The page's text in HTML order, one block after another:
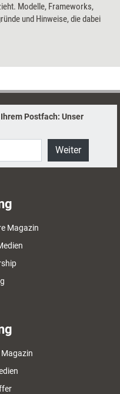
Modelle, Frameworks,
und Hinweise, die dabei
Postfach: Unser
Weiter
Magazin